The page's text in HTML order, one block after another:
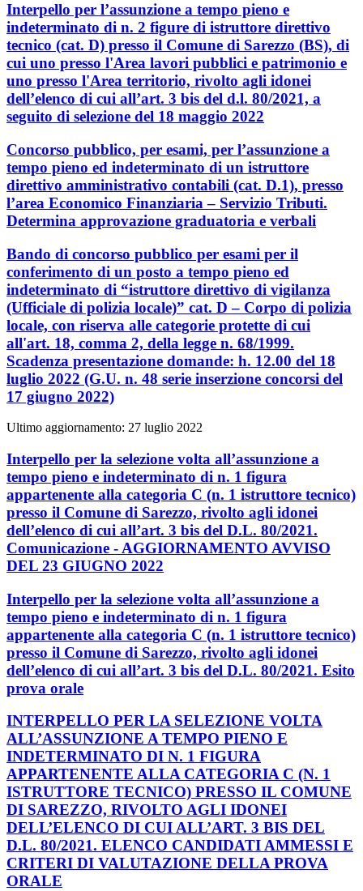
Interpello per l’assunzione a tempo pieno e
indeterminato di n. 2 figure di istruttore direttivo
tecnico (cat. D) presso il Comune di Sarezzo (BS), di
cui uno presso l'Area lavori pubblici e patrimonio e
uno presso l'Area territorio, rivolto agli idonei
dell’elenco di cui all’art. 3 bis del d.l. 80/2021, a
seguito di selezione del 18 maggio 2022
Concorso pubblico, per esami, per l’assunzione a
tempo pieno ed indeterminato di un istruttore
direttivo amministrativo contabili (cat. D.1), presso
l’area Economico Finanziaria – Servizio Tributi.
Determina approvazione graduatoria e verbali
Bando di concorso pubblico per esami per il
conferimento di un posto a tempo pieno ed
indeterminato di “istruttore direttivo di vigilanza
(Ufficiale di polizia locale)” cat. D – Corpo di polizia
locale, con riserva alle categorie protette di cui
all'art. 18, comma 2, della legge n. 68/1999.
Scadenza presentazione domande: h. 12.00 del 18
luglio 2022 (G.U. n. 48 serie inserzione concorsi del
17 giugno 2022)
Ultimo aggiornamento: 27 luglio 2022
Interpello per la selezione volta all’assunzione a
tempo pieno e indeterminato di n. 1 figura
appartenente alla categoria C (n. 1 istruttore tecnico)
presso il Comune di Sarezzo, rivolto agli idonei
dell’elenco di cui all’art. 3 bis del D.L. 80/2021.
Comunicazione - AGGIORNAMENTO AVVISO
DEL 23 GIUGNO 2022
Interpello per la selezione volta all’assunzione a
tempo pieno e indeterminato di n. 1 figura
appartenente alla categoria C (n. 1 istruttore tecnico)
presso il Comune di Sarezzo, rivolto agli idonei
dell’elenco di cui all’art. 3 bis del D.L. 80/2021. Esito
prova orale
INTERPELLO PER LA SELEZIONE VOLTA
ALL’ASSUNZIONE A TEMPO PIENO E
INDETERMINATO DI N. 1 FIGURA
APPARTENENTE ALLA CATEGORIA C (N. 1
ISTRUTTORE TECNICO) PRESSO IL COMUNE
DI SAREZZO, RIVOLTO AGLI IDONEI
DELL’ELENCO DI CUI ALL’ART. 3 BIS DEL
D.L. 80/2021. ELENCO CANDIDATI AMMESSI E
CRITERI DI VALUTAZIONE DELLA PROVA
ORALE